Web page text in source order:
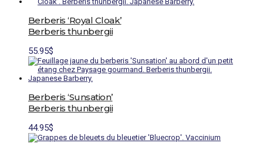
Berberis ‘Royal Cloak’
Berberis thunbergii
55.95$
Berberis ‘Sunsation’
Berberis thunbergii
44.95$